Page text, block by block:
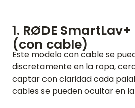
1. RØDE
(con cable)
Este modelo con cable se
discretamente en la ropa,
captar con claridad cada
cables se pueden ocultar en